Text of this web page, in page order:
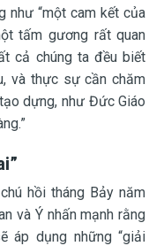
như “một cam kết của
tấm gương rất quan
cả chúng ta đều biết
và thực sự cần chăm
dựng, như Đức Giáo
hồi tháng Bảy năm
và Ý nhấn mạnh rằng
áp dụng những “giải